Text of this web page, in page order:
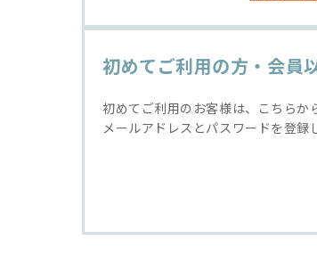
初めてご利用の方・会員
初めてご利用のお客様は、こちらか
メールアドレスとパスワードを登録